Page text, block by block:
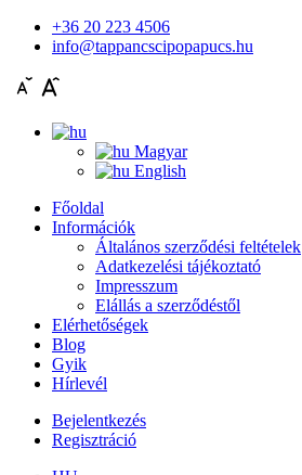
+36 20 223 4506
info@tappancscipopapucs.hu
Magyar
English
Főoldal
Információk
Általános szerződési feltételek
Adatkezelési tájékoztató
Impresszum
Elállás a szerződéstől
Elérhetőségek
Blog
Gyik
Hírlevél
Bejelentkezés
Regisztráció